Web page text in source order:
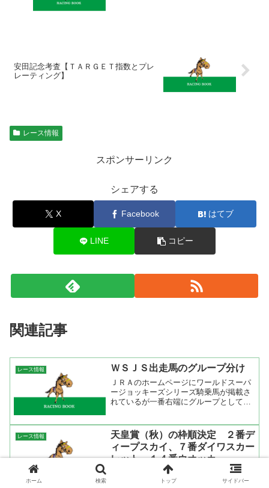
安田記念考査【ＴＡＲＧＥＴ指数とプレ
レーティング】
レース情報
スポンサーリンク
シェアする
X Facebook はてブ
LINE コピー
関連記事
レース情報 ＷＳＪＳ出走馬のグループ分け
ＪＲＡのホームページにワールドスーパ
ージョッキーズシリーズ騎乗馬が掲載さ
れているが一番右端にグループとして
がＡとなり一番低いのがＤとなってい
る。ＪＲＡでランク付けをして...
レース情報
天皇賞（秋）の枠順決定 ２番デ
ィープスカイ、７番ダイワスカー
レット、１４番ウオッカ
天皇賞（秋）の枠順が決定しましたね。
まずは展開の鍵を握るダイワスカーレッ
ホーム 検索 トップ サイドバー